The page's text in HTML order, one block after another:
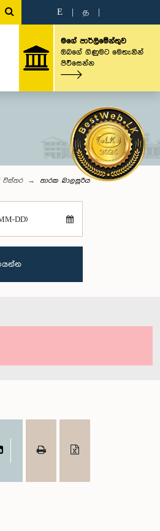
E த
මගේ පාර්ලිමේන්තුව
ඔබගේ ගිණුමට මෙතැනින්
පිවිසෙන්න
විස්තර තාරක බාලසූරිය
DD)
LinkedIn